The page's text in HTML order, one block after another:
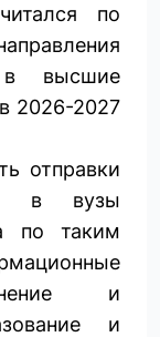
по
высшие
2026-2027
отправки
в вузы
по таким
и
и